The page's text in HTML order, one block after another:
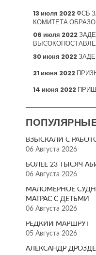
13 июля 2022ФСБ
КОМИТЕТА
06 июля 2022
30 июня 2022
21 июня 2022
14 июня 2022
ВЗЫСКАЛИ С
06 Августа 2026
БОЛЕЕ 23 ТЫСЯЧ
06 Августа 2026
МАЛОМЕРНОЕ
МАТРАС С ДЕТЬМИ
06 Августа 2026
РЕДКИЙ МАРШРУТ
05 Августа 2026
АЛЕКСАНДР